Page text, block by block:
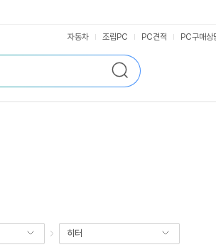
검
색
자동차 조립PC PC견적 PC구매상
히터